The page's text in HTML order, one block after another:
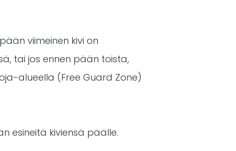
viimeinen kivi on
tai jos ennen pään toista,
alueella (Free Guard Zone)
esineitä kiviensä päälle.